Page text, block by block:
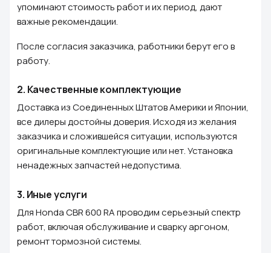
упоминают стоимость работ и их период, дают
важные рекомендации.
После согласия заказчика, работники берут его в
работу.
2. Качественные комплектующие
Доставка из Соединенных Штатов Америки и Японии,
все дилеры достойны доверия. Исходя из желания
заказчика и сложившейся ситуации, используются
оригинальные комплектующие или нет. Установка
ненадежных запчастей недопустима.
3. Иные услуги
Для Honda CBR 600 RA проводим серьезный спектр
работ, включая обслуживание и сварку аргоном,
ремонт тормозной системы.